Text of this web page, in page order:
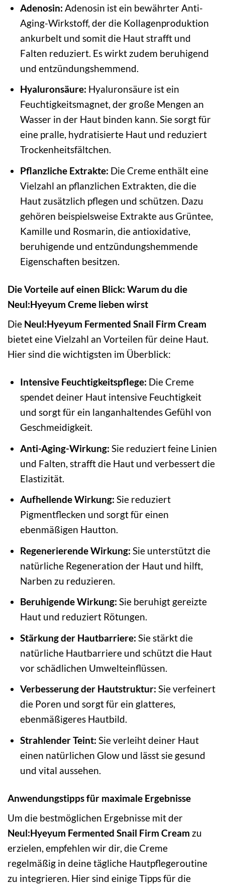
Adenosin: Adenosin ist ein bewährter Anti-
Aging-Wirkstoff, der die Kollagenproduktion
ankurbelt und somit die Haut strafft und
Falten reduziert. Es wirkt zudem beruhigend
und entzündungshemmend.
Hyaluronsäure: Hyaluronsäure ist ein
Feuchtigkeitsmagnet, der große Mengen an
Wasser in der Haut binden kann. Sie sorgt für
eine pralle, hydratisierte Haut und reduziert
Trockenheitsfältchen.
Pflanzliche Extrakte: Die Creme enthält eine
Vielzahl an pflanzlichen Extrakten, die die
Haut zusätzlich pflegen und schützen. Dazu
gehören beispielsweise Extrakte aus Grüntee,
Kamille und Rosmarin, die antioxidative,
beruhigende und entzündungshemmende
Eigenschaften besitzen.
Die Vorteile auf einen Blick: Warum du die
Neul:Hyeyum Creme lieben wirst
Die Neul:Hyeyum Fermented Snail Firm Cream
bietet eine Vielzahl an Vorteilen für deine Haut.
Hier sind die wichtigsten im Überblick:
Intensive Feuchtigkeitspflege: Die Creme
spendet deiner Haut intensive Feuchtigkeit
und sorgt für ein langanhaltendes Gefühl von
Geschmeidigkeit.
Anti-Aging-Wirkung: Sie reduziert feine Linien
und Falten, strafft die Haut und verbessert die
Elastizität.
Aufhellende Wirkung: Sie reduziert
Pigmentflecken und sorgt für einen
ebenmäßigen Hautton.
Regenerierende Wirkung: Sie unterstützt die
natürliche Regeneration der Haut und hilft,
Narben zu reduzieren.
Beruhigende Wirkung: Sie beruhigt gereizte
Haut und reduziert Rötungen.
Stärkung der Hautbarriere: Sie stärkt die
natürliche Hautbarriere und schützt die Haut
vor schädlichen Umwelteinflüssen.
Verbesserung der Hautstruktur: Sie verfeinert
die Poren und sorgt für ein glatteres,
ebenmäßigeres Hautbild.
Strahlender Teint: Sie verleiht deiner Haut
einen natürlichen Glow und lässt sie gesund
und vital aussehen.
Anwendungstipps für maximale Ergebnisse
Um die bestmöglichen Ergebnisse mit der
Neul:Hyeyum Fermented Snail Firm Cream zu
erzielen, empfehlen wir dir, die Creme
regelmäßig in deine tägliche Hautpflegeroutine
zu integrieren. Hier sind einige Tipps für die